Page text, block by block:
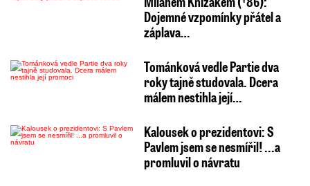
Dojemné vzpomínky přátel a
záplava…
Tománková vedle Partie dva
roky tajně studovala. Dcera
málem nestihla její…
Kalousek o prezidentovi: S
Pavlem jsem se nesmířil! ...a
promluvil o návratu